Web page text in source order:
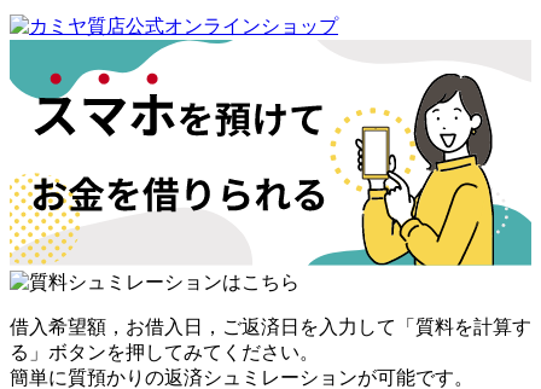
借入希望額，お借入日，ご返済日を入力して「質料を計算す
る」ボタンを押してみてください。
簡単に質預かりの返済シュミレーションが可能です。